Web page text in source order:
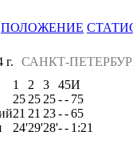
ПОЛОЖЕНИЕ
САНКТ-
г.
1 2 3 45И
25 25 25-- 75
21 21 23--65
24'29'28'-- 1:21